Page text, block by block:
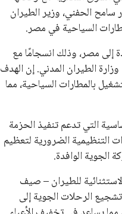
سامح الحفني، وزير الطيران
السياحية في مصر.
إلى مصر، وذلك انسجامًا مع
الطيران المدني. إن الهدف
بالمطارات السياحية، مما
التي تدعم تنفيذ الحزمة
التنظيمية الضرورية لتعظيم
الجوية الوافدة.
للطيران – صيف
من يونيو وحتى 31 أغسطس 2026، وتهدف إلى تشجيع الرحلات الجوية إلى